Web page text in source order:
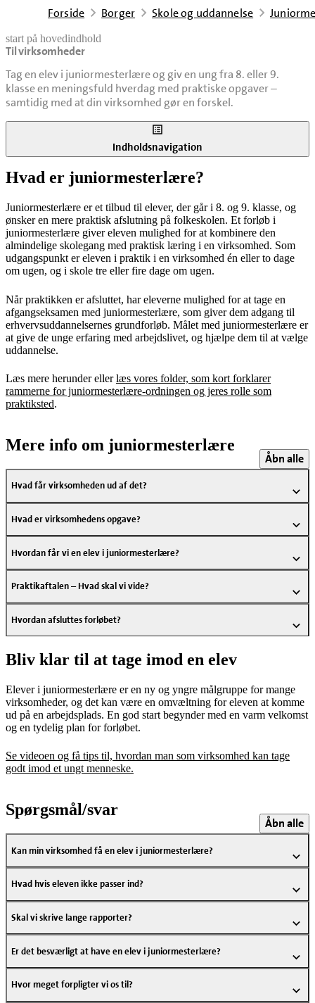
Forside Borger Skole og uddannelse
start på hovedindhold
Til virksomheder
Tag en elev i juniormesterlære og giv en ung fra 8. eller 9.
klasse en meningsfuld hverdag med praktiske opgaver –
samtidig med at din virksomhed gør en forskel.
senest opdateret 4. november 2025
Indholdsnavigation
Hvad er juniormesterlære?
Juniormesterlære er et tilbud til elever, der går i 8. og 9. klasse, og
ønsker en mere praktisk afslutning på folkeskolen. Et forløb i
juniormesterlære giver eleven mulighed for at kombinere den
almindelige skolegang med praktisk læring i en virksomhed. Som
udgangspunkt er eleven i praktik i en virksomhed én eller to dage
om ugen, og i skole tre eller fire dage om ugen.
Når praktikken er afsluttet, har eleverne mulighed for at tage en
afgangseksamen med juniormesterlære, som giver dem adgang til
erhvervsuddannelsernes grundforløb. Målet med juniormesterlære er
at give de unge erfaring med arbejdslivet, og hjælpe dem til at vælge
uddannelse.
Læs mere herunder ellerlæs vores folder, som kort forklarer
rammerne for juniormesterlære-ordningen og jeres rolle som
praktiksted.
Mere info om juniormesterlære
Åbn alle
Hvad får virksomheden ud af det?
Hvad er virksomhedens opgave?
Hvordan får vi en elev i juniormesterlære?
Praktikaftalen – Hvad skal vi vide?
Hvordan afsluttes forløbet?
Bliv klar til at tage imod en elev
Elever i juniormesterlære er en ny og yngre målgruppe for mange
virksomheder, og det kan være en omvæltning for eleven at komme
ud på en arbejdsplads. En god start begynder med en varm velkomst
og en tydelig plan for forløbet.
Se videoen og få tips til, hvordan man som virksomhed kan tage
godt imod et ungt menneske.
Spørgsmål/svar
Åbn alle
Kan min virksomhed få en elev i juniormesterlære?
Hvad hvis eleven ikke passer ind?
Skal vi skrive lange rapporter?
Er det besværligt at have en elev i juniormesterlære?
Hvor meget forpligter vi os til?